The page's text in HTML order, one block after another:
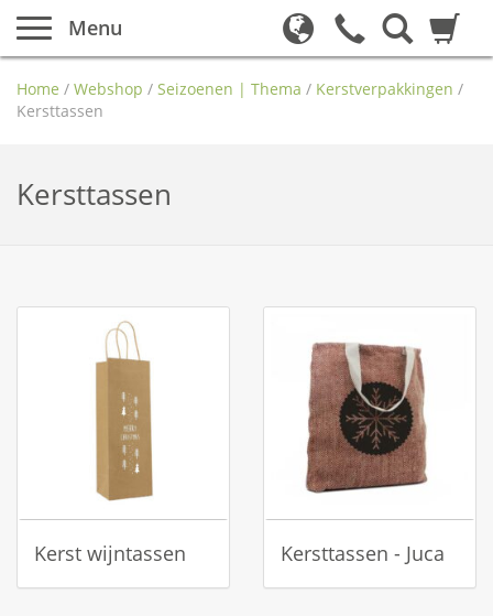
Menu
Home / Webshop / Seizoenen | Thema / Kerstverpakkingen /
Kersttassen
Kersttassen
Kerst wijntassen Kersttassen - Juca